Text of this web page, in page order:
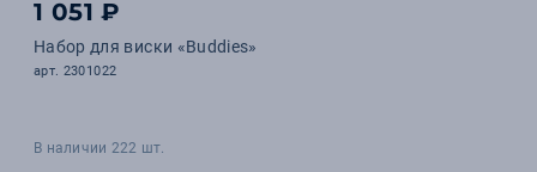
1 051 ₽
Набор для виски «Buddies»
арт. 2301022
В наличии 222 шт.